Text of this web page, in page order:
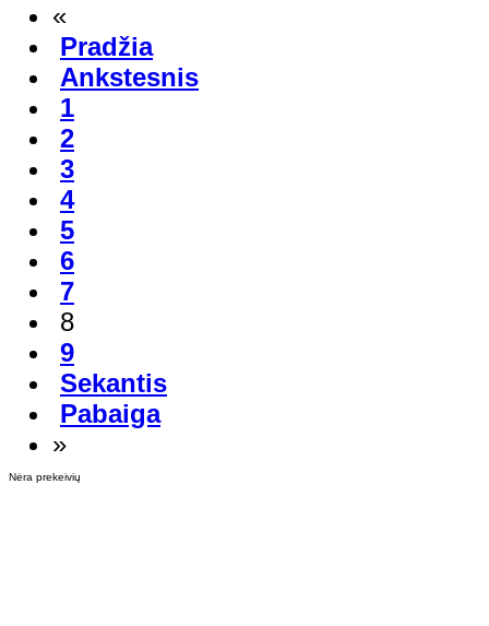
«
Pradžia
Ankstesnis
1
2
3
4
5
6
7
8
9
Sekantis
Pabaiga
»
Nėra prekeivių